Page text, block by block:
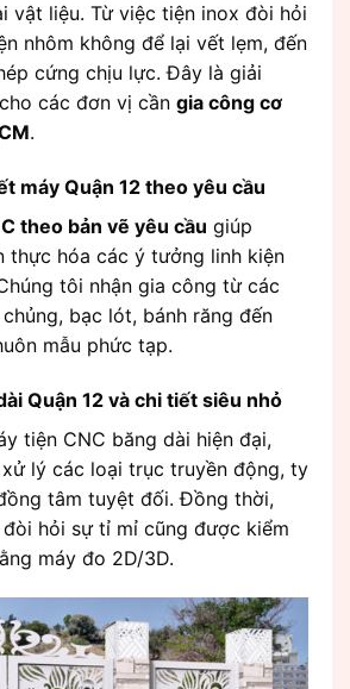
vật liệu. Từ việc tiện inox đòi hỏi
nhôm không để lại vết lẹm, đến
cứng chịu lực. Đây là giải
các đơn vị cần gia công cơ
.
máy Quận 12 theo yêu cầu
theo bản vẽ yêu cầu giúp
thực hóa các ý tưởng linh kiện
tôi nhận gia công từ các
bạc lót, bánh răng đến
mẫu phức tạp.
Quận 12 và chi tiết siêu nhỏ
tiện CNC băng dài hiện đại,
lý các loại trục truyền động, ty
tâm tuyệt đối. Đồng thời,
hỏi sự tỉ mỉ cũng được kiểm
máy đo 2D/3D.